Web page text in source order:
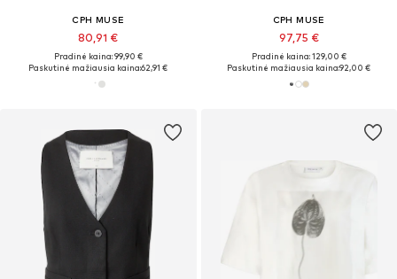
CPH MUSE
80,91 €
Pradinė kaina: 99,90 €
Paskutinė mažiausia kaina:62,91 €
CPH MUSE
97,75 €
Pradinė kaina: 129,00 €
Paskutinė mažiausia kaina:92,00 €